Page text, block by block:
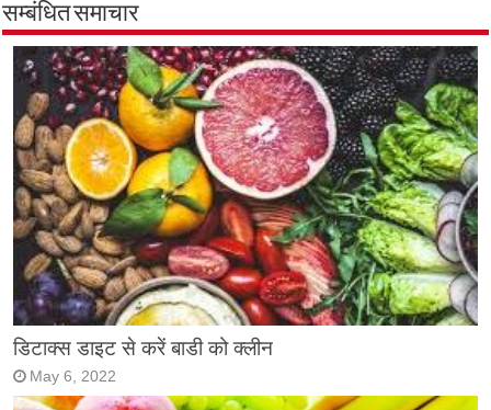
सम्बंधित समाचार
डिटाक्स डाइट से करें बाडी को क्लीन
May 6, 2022